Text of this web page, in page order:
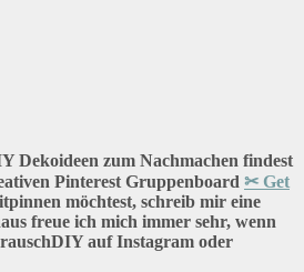
Dekoideen zum Nachmachen findest
Pinterest Gruppenboard ✂ Get
möchtest, schreib mir eine
freue ich mich immer sehr, wenn
auf Instagram oder